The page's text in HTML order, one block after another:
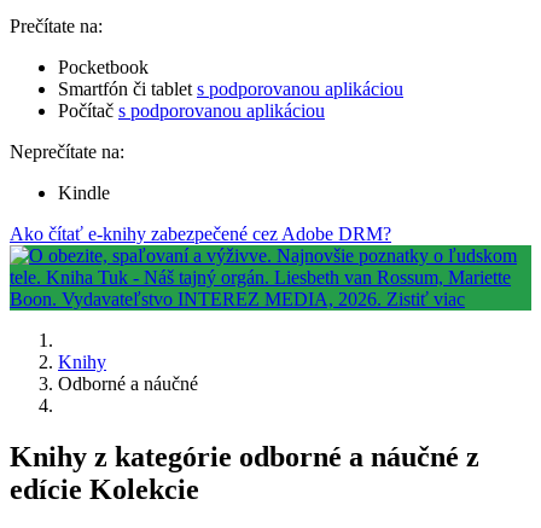
Prečítate na:
Pocketbook
Smartfón či tablet s podporovanou aplikáciou
Počítač s podporovanou aplikáciou
Neprečítate na:
Kindle
Ako čítať e-knihy zabezpečené cez Adobe DRM?
Knihy
Odborné a náučné
Knihy z kategórie odborné a náučné z
edície Kolekcie